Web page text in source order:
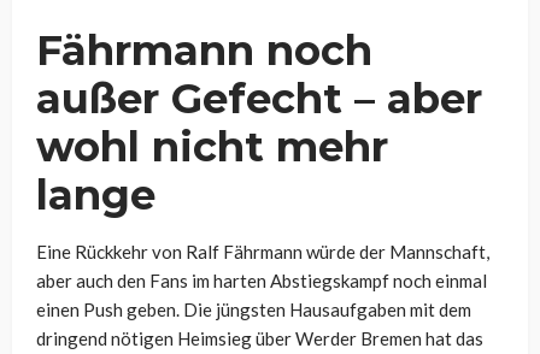
Fährmann noch
außer Gefecht – aber
wohl nicht mehr
lange
Eine Rückkehr von Ralf Fährmann würde der Mannschaft,
aber auch den Fans im harten Abstiegskampf noch einmal
einen Push geben. Die jüngsten Hausaufgaben mit dem
dringend nötigen Heimsieg über Werder Bremen hat das